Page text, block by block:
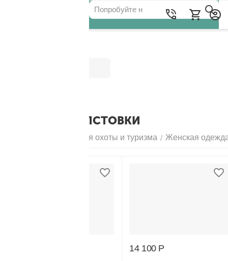
ЖЕНСКИЕ ТОЛСТОВКИ
Одежда для охоты и туризма / Женская
14 100 Р